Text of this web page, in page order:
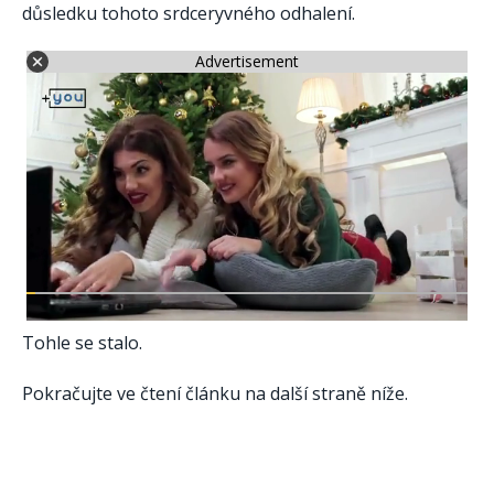
důsledku tohoto srdceryvného odhalení.
Advertisement
Tohle se stalo.
Pokračujte ve čtení článku na další straně níže.